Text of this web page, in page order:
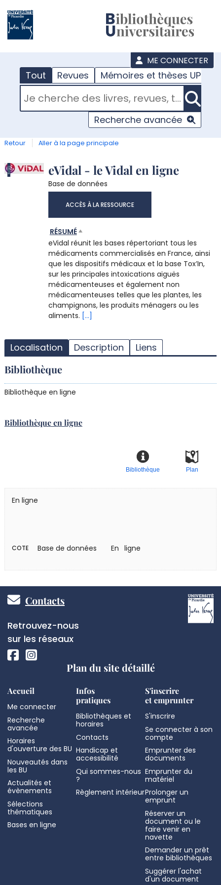
ME CONNECTER
Tout Revues Mémoires et thèses UPJV
RECHERCHER DANS "TOUT"
Recherche avancée
Retour Aller à la page principale
Détail
document
eVidal - le Vidal en ligne
Base de données
ACCÈS À LA RESSOURCE
RÉSUMÉ
eVidal réunit les bases répertoriant tous les
médicaments commercialisés en France, ainsi
que les dispositifs médicaux et la base Tox’In,
sur les principales intoxications aiguës
médicamenteuses et également non
médicamenteuses telles que les plantes, les
champignons, les produits ménagers ou les
aliments. [...]
Localisation Description Liens
Bibliothèque
Bibliothèque en ligne
Bibliothèque en ligne
Plan
Bibliothèque
En ligne
COTE Base de données En ligne
Pied
de
page
Contacts
Réseaux
sociaux
Retrouvez-nous
sur les réseaux
Plan du site détaillé
Accueil
Me connecter
Recherche
avancée
Horaires
d'ouverture des BU
Nouveautés dans
les BU
Actualités et
évènements
Sélections
thématiques
Bases en ligne
Infos
pratiques
Bibliothèques et
horaires
Contacts
Handicap et
accessibilité
Qui sommes-nous
?
Règlement intérieur
S'inscrire
et emprunter
S'inscrire
Se connecter à son
compte
Emprunter des
documents
Emprunter du
matériel
Prolonger un
emprunt
Réserver un
document ou le
faire venir en
navette
Demander un prêt
entre bibliothèques
Suggérer l'achat
d'un document